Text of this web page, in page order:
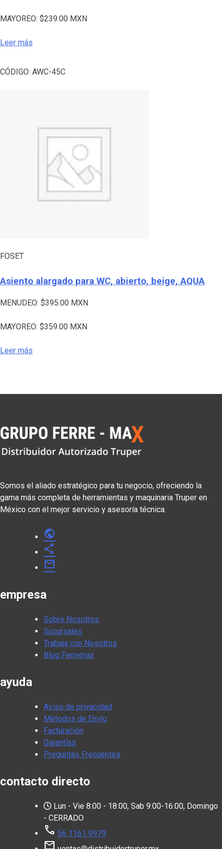
MAYOREO: $239.00 MXN
Leer más
CÓDIGO: AWC-45C
FOSET
Asiento alargado para WC, abierto, beige, AQUA
MENUDEO: $395.00 MXN
MAYOREO: $359.00 MXN
Leer más
Somos el aliado estratégico para tu negocio, ofreciendo la
gama más completa de herramientas y maquinaria Truper en
México con el mejor servicio y asesoría técnica.
public
share
mail
empresa
Sobre Nosotros
Sucursales
Trabaja con Nosotros
Blog Ferremax
ayuda
Aviso de privacidad
Métodos de Envío
Facturación
Garantías
Preguntas Frecuentes
contacto directo
Lun - Vie 8:00 - 18:00, Sab 9:00-16:00, Domingo
- CERRADO
call 56 1161 9979
mail